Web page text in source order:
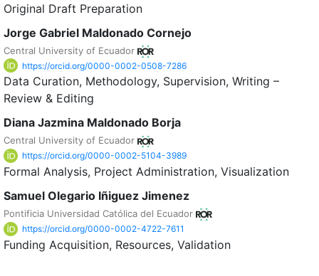
Original Draft Preparation
Jorge Gabriel Maldonado Cornejo
Central University of Ecuador
https://orcid.org/0000-0002-0508-7286
Data Curation Methodology Supervision Writing –
Review & Editing
Diana Jazmina Maldonado Borja
Central University of Ecuador
https://orcid.org/0000-0002-5104-3989
Formal Analysis Project Administration Visualization
Samuel Olegario Iñiguez Jimenez
Pontificia Universidad Católica del Ecuador
https://orcid.org/0000-0002-4722-7611
Funding Acquisition Resources Validation